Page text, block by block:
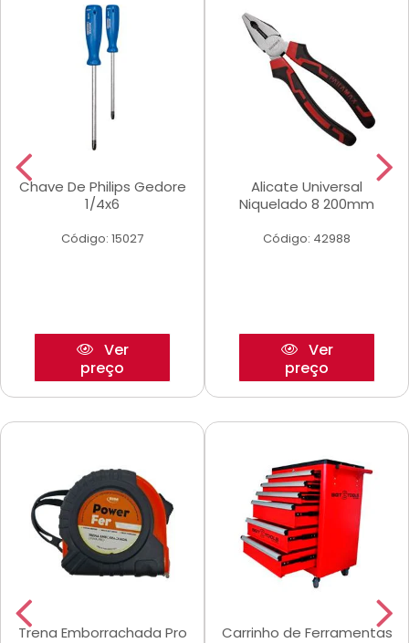
Chave De Philips Gedore
1/4x6
Código: 15027
Ver
preço
Alicate Universal
Niquelado 8 200mm
Código: 42988
Ver
preço
Trena Emborrachada Pro
Carrinho de Ferramentas